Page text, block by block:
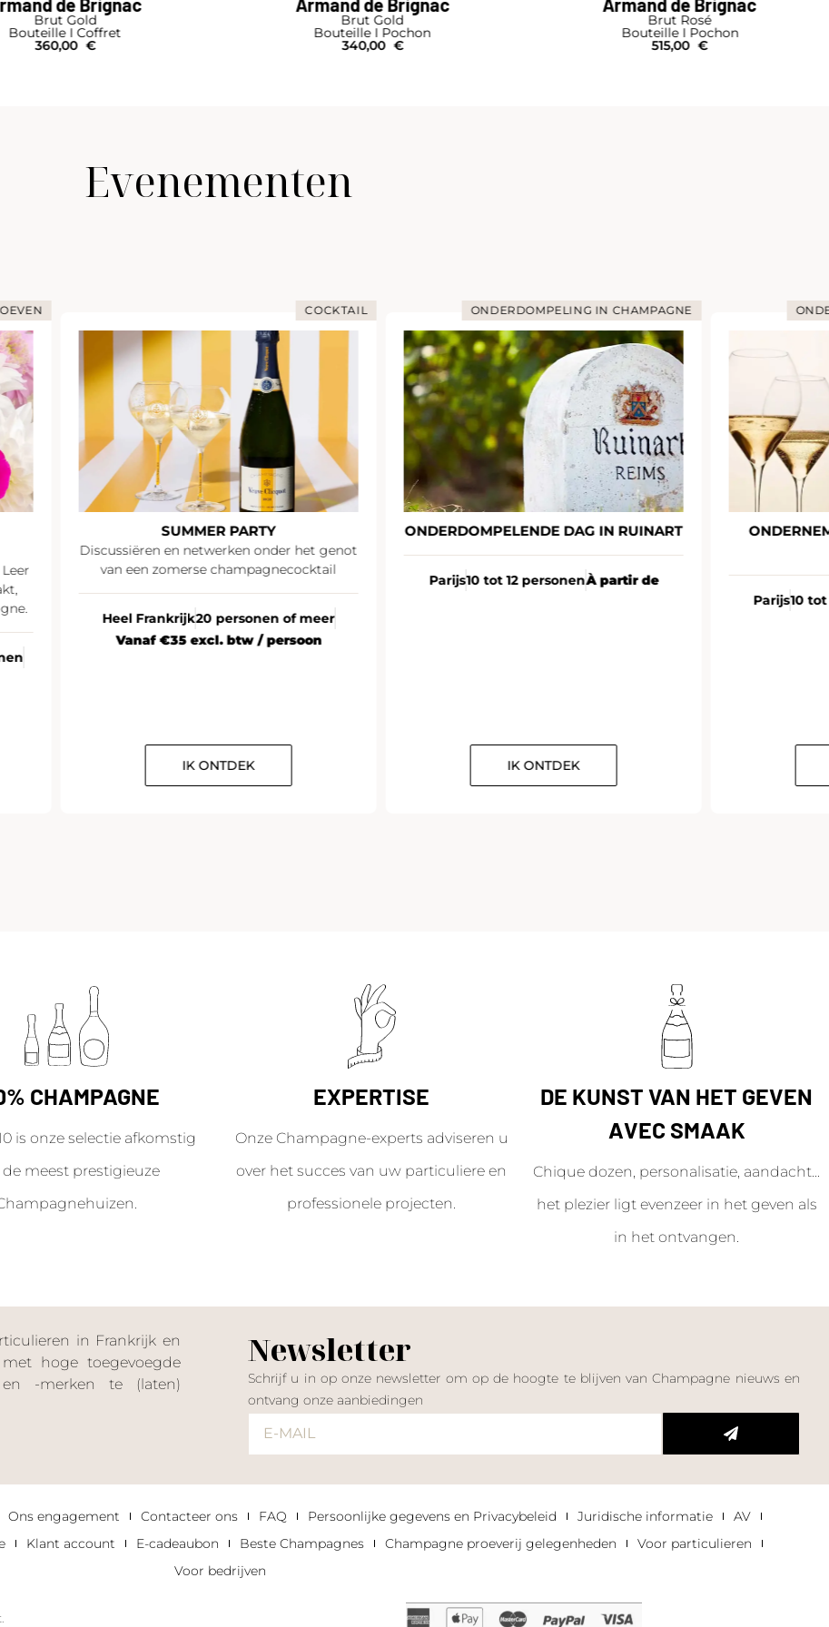
de Brignac
Brut Gold
Bouteille I Coffret
360,00 €
Armand de Brignac
Brut Gold
Bouteille I Pochon
340,00 €
Armand de Brignac
Brut Rosé
Bouteille I Pochon
515,00 €
Evenementen
COCKTAIL
SUMMER PARTY
Discussiëren en netwerken onder het genot
van een zomerse champagnecocktail
Heel Frankrijk20 personen of meer
Vanaf €35 excl. btw / persoon
IK ONTDEK
ONDERDOMPELING IN CHAMPAGNE
ONDERDOMPELENDE DAG IN RUINART
Parijs10 tot 12 personenÀ partir de
IK ONTDEK
Parijs10
CHAMPAGNE
is onze selectie afkomstig
de meest prestigieuze
EXPERTISE
Onze Champagne-experts adviseren u
over het succes van uw particuliere en
professionele projecten.
DE KUNST VAN HET GEVEN
AVEC SMAAK
Chique dozen, personalisatie, aandacht...
het plezier ligt evenzeer in het geven als
in het ontvangen.
in Frankrijk en
hoge toegevoegde
-merken te (laten)
Newsletter
Schrijf u in op onze newsletter om op de hoogte te blijven van Champagne nieuws en
ontvang onze aanbiedingen
Ons engagement Contacteer ons FAQ Persoonlijke gegevens en Privacybeleid Juridische informatie
AV
Klant account E-cadeaubon Beste Champagnes Champagne proeverij gelegenheden
Voor particulieren
Voor bedrijven